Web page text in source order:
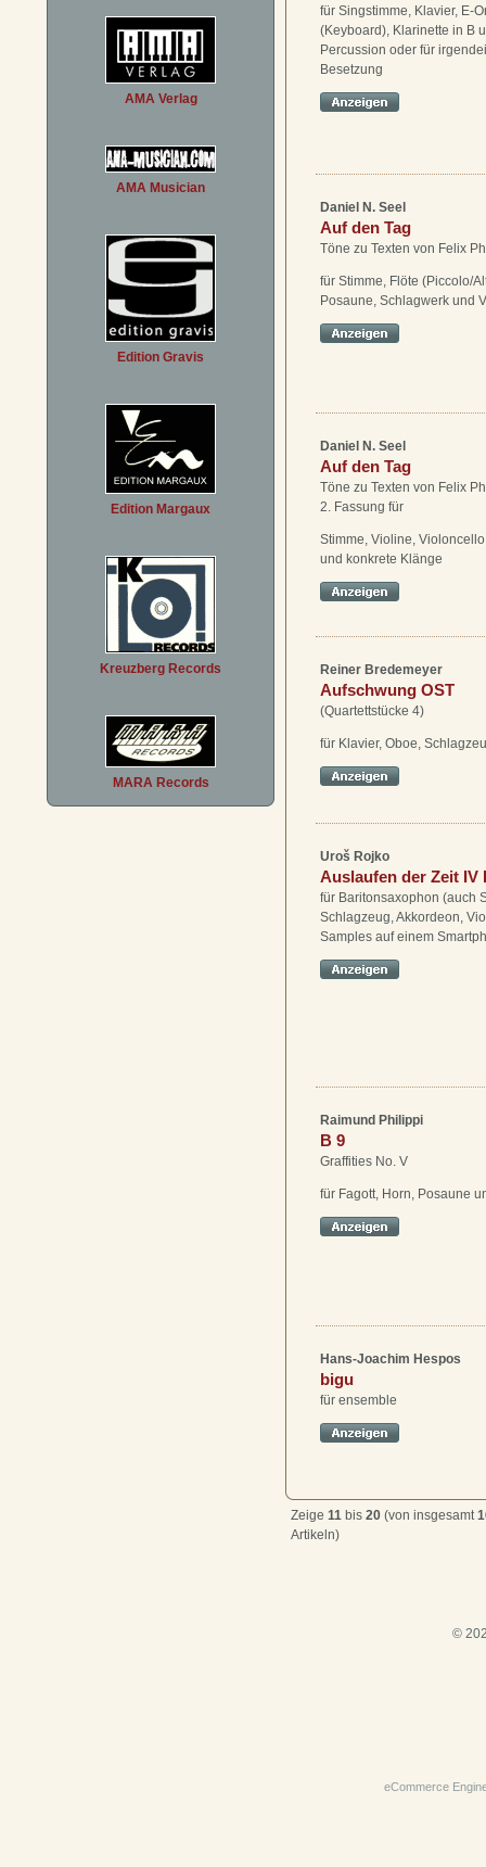
AMA Verlag
AMA Musician
Edition Gravis
Edition Margaux
Kreuzberg Records
MARA Records
für Singstimme, Klavier, E-
(Keyboard), Klarinette in B
Percussion oder für
Besetzung
Daniel N. Seel
Auf den Tag
Töne zu Texten von Felix
für Stimme, Flöte (Piccolo/
Posaune, Schlagwerk und
Daniel N. Seel
Auf den Tag
Töne zu Texten von Felix
2. Fassung für
Stimme, Violine,
und konkrete Klänge
Reiner Bredemeyer
Aufschwung OST
(Quartettstücke 4)
für Klavier, Oboe,
Uroš Rojko
Auslaufen der Zeit IV
für Baritonsaxophon (auch
Schlagzeug, Akkordeon,
Samples auf einem
Raimund Philippi
B 9
Graffities No. V
für Fagott, Horn, Posaune
Hans-Joachim Hespos
bigu
für ensemble
Zeige 11 bis 20 (von insgesamt
Artikeln)
©
eCommerce